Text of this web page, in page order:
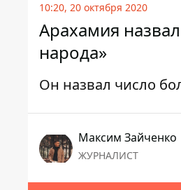
10:20, 20 октября 2020
Арахамия
народа»
Он назвал число
Максим Зайченко
ЖУРНАЛИСТ